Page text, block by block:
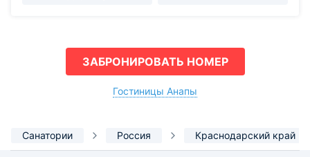
ЗАБРОНИРОВАТЬ НОМЕР
Гостиницы Анапы
Санатории Россия Краснодарский край